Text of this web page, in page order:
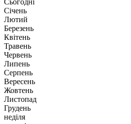
Сьогодні
Січень
Лютий
Березень
Квітень
Травень
Червень
Липень
Серпень
Вересень
Жовтень
Листопад
Грудень
неділя